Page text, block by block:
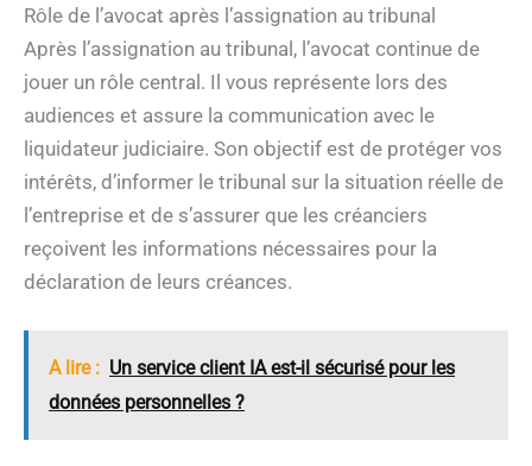
Rôle de l’avocat après l’assignation au tribunal
Après l’assignation au tribunal, l’avocat continue de
jouer un rôle central. Il vous représente lors des
audiences et assure la communication avec le
liquidateur judiciaire. Son objectif est de protéger vos
intérêts, d’informer le tribunal sur la situation réelle de
l’entreprise et de s’assurer que les créanciers
reçoivent les informations nécessaires pour la
déclaration de leurs créances.
A lire : Un service client IA est-il sécurisé pour les
données personnelles ?